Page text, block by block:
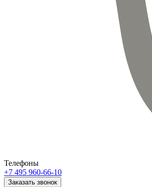
Телефоны
+7 495 960-66-10
Заказать звонок